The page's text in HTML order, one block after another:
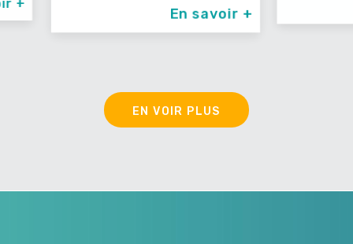
savoir +
En savoir +
EN VOIR PLUS